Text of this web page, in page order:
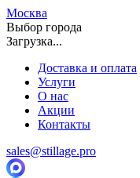
Москва
Выбор города
Загрузка...
Доставка и оплата
Услуги
О нас
Акции
Контакты
sales@stillage.pro